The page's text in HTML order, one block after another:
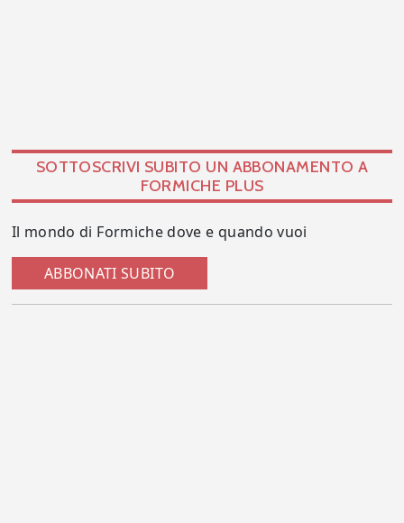
SOTTOSCRIVI SUBITO UN ABBONAMENTO A
FORMICHE PLUS
Il mondo di Formiche dove e quando vuoi
ABBONATI SUBITO